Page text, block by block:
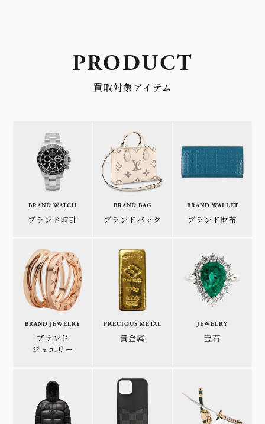
PRODUCT
買取対象アイテム
BRAND WATCH
ブランド時計
BRAND BAG
ブランドバッグ
BRAND WALLET
ブランド財布
BRAND JEWELRY
ブランド
ジュエリー
PRECIOUS METAL
貴金属
JEWELRY
宝石